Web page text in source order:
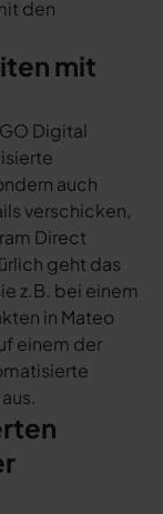
den
mit
Digital
auch
verschicken,
Direct
geht das
z.B. bei einem
in Mateo
einem der